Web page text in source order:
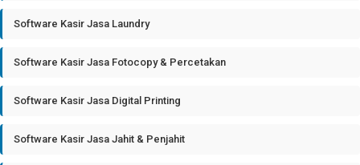
Software Kasir Jasa Laundry
Software Kasir Jasa Fotocopy & Percetakan
Software Kasir Jasa Digital Printing
Software Kasir Jasa Jahit & Penjahit